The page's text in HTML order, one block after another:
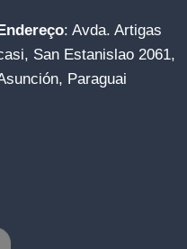
: Avda. Artigas
San Estanislao 2061,
Paraguai